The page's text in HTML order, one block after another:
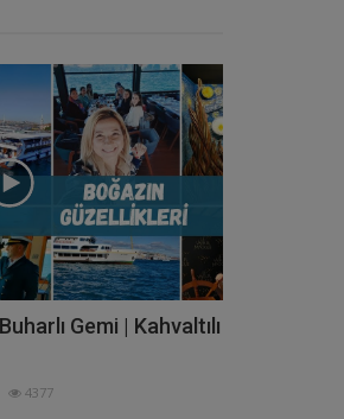
Gemi | Kahvaltılı
4377